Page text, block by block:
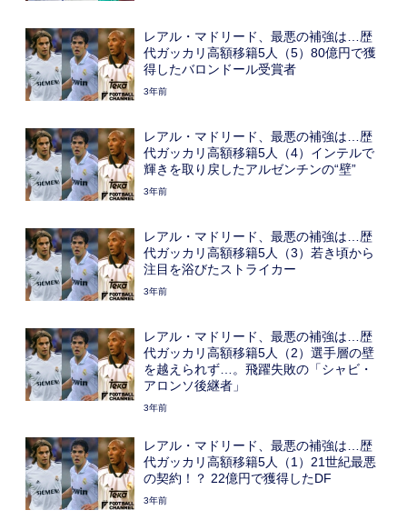
レアル・マドリード、最悪の補強は…歴
代ガッカリ高額移籍5人（5）80億円で獲
得したバロンドール受賞者
3年前
レアル・マドリード、最悪の補強は…歴
代ガッカリ高額移籍5人（4）インテルで
輝きを取り戻したアルゼンチンの“壁”
3年前
レアル・マドリード、最悪の補強は…歴
代ガッカリ高額移籍5人（3）若き頃から
注目を浴びたストライカー
3年前
レアル・マドリード、最悪の補強は…歴
代ガッカリ高額移籍5人（2）選手層の壁
を越えられず…。飛躍失敗の「シャビ・
アロンソ後継者」
3年前
レアル・マドリード、最悪の補強は…歴
代ガッカリ高額移籍5人（1）21世紀最悪
の契約！？ 22億円で獲得したDF
3年前